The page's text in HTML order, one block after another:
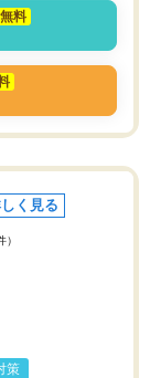
無料
く見る
）
策